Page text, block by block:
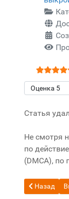
Рейтинг:5/
Статья
Не смотря
по
(DMCA), по
Назад